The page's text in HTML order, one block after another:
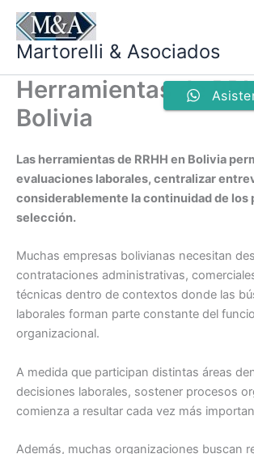
contenido
Martorelli & Asociados
Herramientas de
Bolivia
Las herramientas de RRHH en Bolivia
evaluaciones laborales, centralizar
considerablemente la continuidad de los
selección.
Muchas empresas bolivianas necesitan
contrataciones administrativas,
técnicas dentro de contextos donde las
laborales forman parte constante del
organizacional.
A medida que participan distintas áreas
decisiones laborales, sostener procesos
comienza a resultar cada vez más
Además, muchas organizaciones buscan